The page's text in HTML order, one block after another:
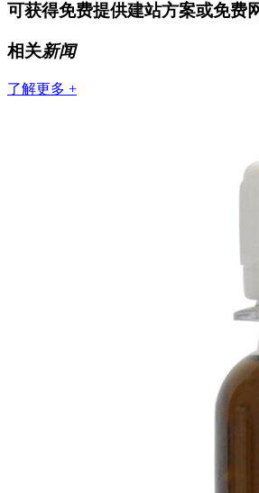
可获得免费提供建站方案或免费
相关新闻
了解更多 +